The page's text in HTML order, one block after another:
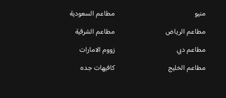
منيو
مطاعم السعودية
مطاعم الرياض
مطاعم الشرقية
مطاعم دبي
زووم الامارات
مطاعم الخليج
كافيهات جده